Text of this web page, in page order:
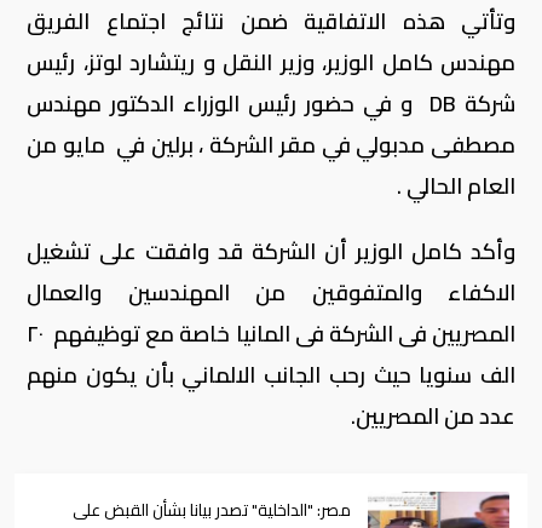
وتأتي هذه الاتفاقية ضمن نتائج اجتماع الفريق
مهندس كامل الوزير، وزير النقل و ريتشارد لوتز، رئيس
شركة DB و في حضور رئيس الوزراء الدكتور مهندس
مصطفى مدبولي في مقر الشركة ، برلين في مايو من
العام الحالي .
وأكد كامل الوزير أن الشركة قد وافقت على تشغيل
الاكفاء والمتفوقين من المهندسين والعمال
المصريين فى الشركة فى المانيا خاصة مع توظيفهم ٢٠
الف سنويا حيث رحب الجانب الالماني بأن يكون منهم
عدد من المصريين.
مصر: "الداخلية" تصدر بيانا بشأن القبض على